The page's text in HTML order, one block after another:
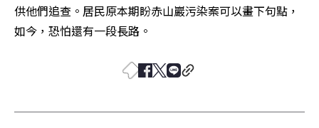
供他們追查。居民原本期盼赤山巖污染案可以畫下句點，
如今，恐怕還有一段長路。